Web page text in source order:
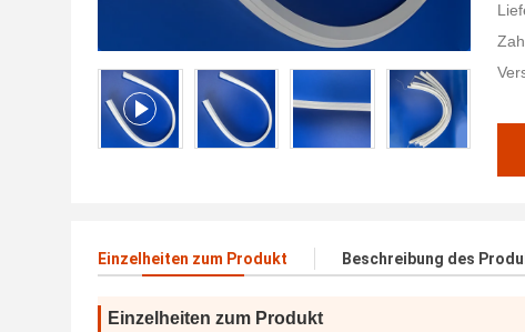
Einzelheiten zum Produkt Beschreibung des
Einzelheiten zum Produkt